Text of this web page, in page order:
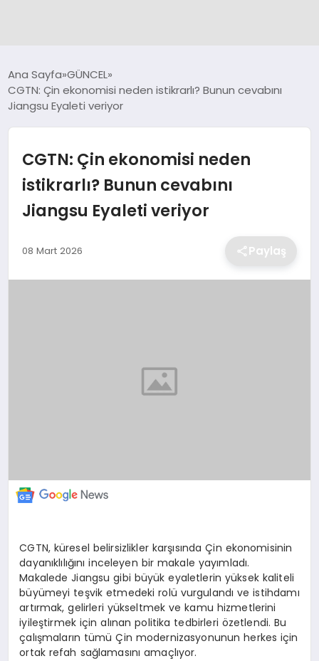
SPOR
DÜNYA
SİYASET
MAGAZİN
Ana Sayfa GÜNCEL
CGTN: Çin ekonomisi neden istikrarlı? Bunun cevabını
Jiangsu Eyaleti veriyor
CGTN: Çin ekonomisi neden
istikrarlı? Bunun cevabını
Jiangsu Eyaleti veriyor
08 Mart 2026 Paylaş
CGTN, küresel belirsizlikler karşısında Çin ekonomisinin
dayanıklılığını inceleyen bir makale yayımladı.
Makalede Jiangsu gibi büyük eyaletlerin yüksek kaliteli
büyümeyi teşvik etmedeki rolü vurgulandı ve istihdamı
artırmak, gelirleri yükseltmek ve kamu hizmetlerini
iyileştirmek için alınan politika tedbirleri özetlendi. Bu
çalışmaların tümü Çin modernizasyonunun herkes için
ortak refah sağlamasını amaçlıyor.